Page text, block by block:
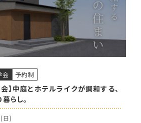
会 予約制
】中庭とホテルライクが調和する、
らし。
日)